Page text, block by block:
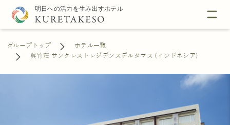
グループトップ
ホテル一覧
呉竹荘 サンクレストレジデンスデルタマス (インドネシア)